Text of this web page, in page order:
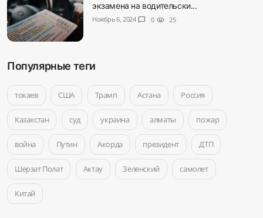
экзамена на водительски...
Ноябрь 6, 2024 chat_bubble 0 visibility 25
Популярные теги
токаев США Трамп Астана Россия
Казахстан суд украина алматы пожар
война Путин Акорда президент ДТП
Шерзат Полат Актау Зеленский самолет
Китай